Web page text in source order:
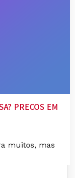
PREÇOS EM
muitos, mas